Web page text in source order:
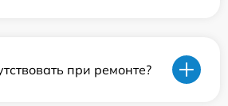
при ремонте?